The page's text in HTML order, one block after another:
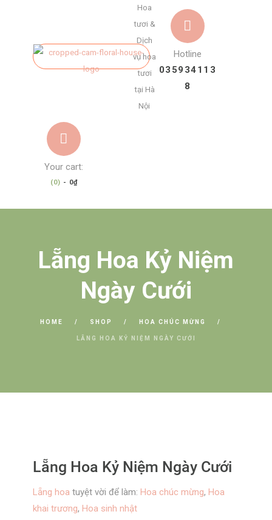
Hoa
tươi &
Dịch
vụ hoa
tươi
tại Hà
Nội
Hotline
035934113
8
Your cart:
(0) - 0₫
Lẵng Hoa Kỷ Niệm
Ngày Cưới
HOME SHOP HOA CHÚC MỪNG
LẴNG HOA KỶ NIỆM NGÀY CƯỚI
Lẵng Hoa Kỷ Niệm Ngày Cưới
Lẵng hoa tuyệt vời để làm: Hoa chúc mừng, Hoa
khai trương, Hoa sinh nhật